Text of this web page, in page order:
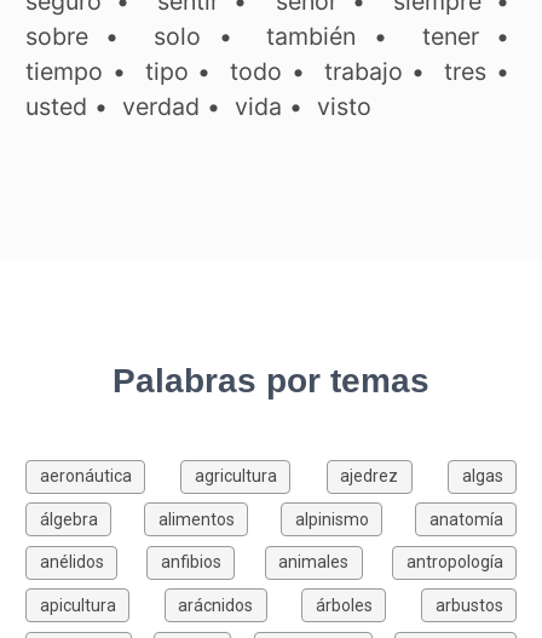
sobre • solo •también • tener•
tiempo • tipo •todo • trabajo •tres •
usted • verdad • vida • visto
Palabras por temas
aeronáutica agricultura ajedrez algas
álgebra alimentos alpinismo anatomía
anélidos anfibios animales antropología
apicultura arácnidos árboles arbustos